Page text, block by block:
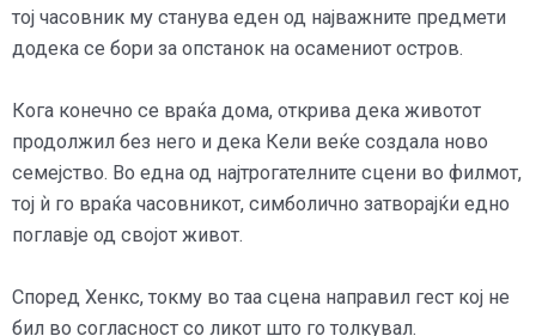
тој часовник му станува еден од најважните предмети
додека се бори за опстанок на осамениот остров.
Кога конечно се враќа дома, открива дека животот
продолжил без него и дека Кели веќе создала ново
семејство. Во една од најтрогателните сцени во филмот,
тој ѝ го враќа часовникот, симболично затворајќи едно
поглавје од својот живот.
Според Хенкс, токму во таа сцена направил гест кој не
бил во согласност со ликот што го толкувал.